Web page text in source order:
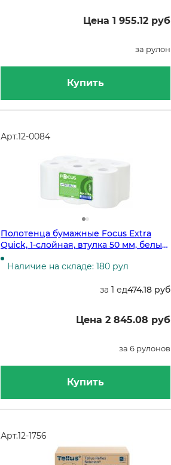
Цена 1 955.12 руб
за рулон
Купить
Арт.12-0084
Полотенца бумажные Focus Extra
Quick, 1-слойная, втулка 50 мм, белые,
200 метров
Наличие на складе: 180 рул
за 1 ед474.18 руб
Цена 2 845.08 руб
за 6 рулонов
Купить
Арт.12-1756